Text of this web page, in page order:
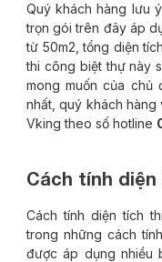
Quý khách hàng lưu
trọn gói trên đây áp
từ 50m2, tổng diện
thi công biệt thự này
mong muốn của
nhất, quý khách hàng
Vking theo số hotline
Cách tính
Cách tính diện tích
trong những cách
được áp dụng nhiều